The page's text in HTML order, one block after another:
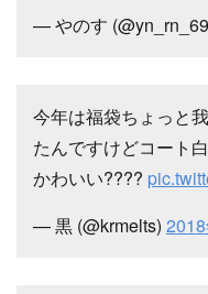
— やのす
今年は福袋ちょっと
たんですけどコート
かわいい????
— 黒 (@krmelts)